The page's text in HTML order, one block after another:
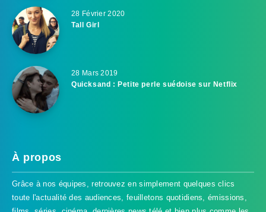
28 Février 2020
Tall Girl
28 Mars 2019
Quicksand : Petite perle suédoise sur Netflix
À propos
Grâce à nos équipes, retrouvez en simplement quelques clics
toute l'actualité des audiences, feuilletons quotidiens, émissions,